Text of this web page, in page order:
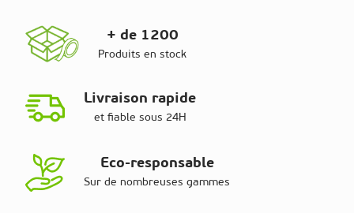
+ de 1200
Produits en stock
Livraison rapide
et fiable sous 24H
Eco-responsable
Sur de nombreuses gammes